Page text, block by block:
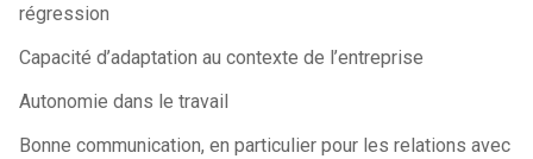
régression
Capacité d’adaptation au contexte de l’entreprise
Autonomie dans le travail
Bonne communication, en particulier pour les relations avec